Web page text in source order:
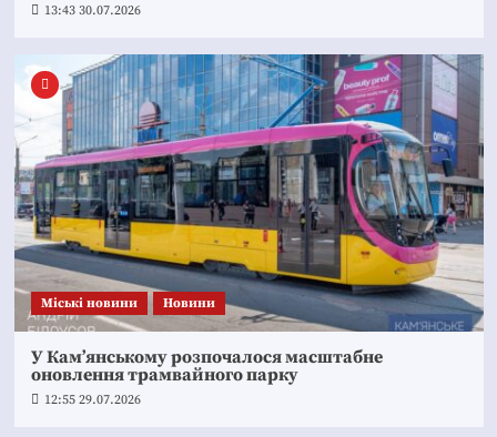
13:43 30.07.2026
Mіські новини Новини
У Кам’янському розпочалося масштабне
оновлення трамвайного парку
12:55 29.07.2026